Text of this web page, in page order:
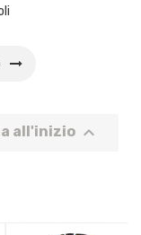
all'inizio 